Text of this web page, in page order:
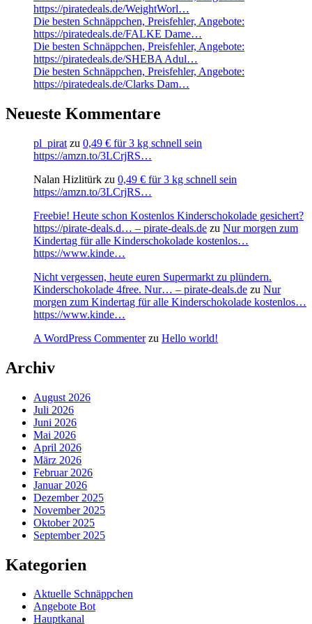
https://piratedeals.de/WeightWorl…
Die besten Schnäppchen, Preisfehler, Angebote:
https://piratedeals.de/FALKE Dame…
Die besten Schnäppchen, Preisfehler, Angebote:
https://piratedeals.de/SHEBA Adul…
Die besten Schnäppchen, Preisfehler, Angebote:
https://piratedeals.de/Clarks Dam…
Neueste Kommentare
pl_pirat zu 0,49 € für 3 kg schnell sein
https://amzn.to/3LCrjRS…
Nalan Hizlitürk zu 0,49 € für 3 kg schnell sein
https://amzn.to/3LCrjRS…
Freebie! Heute schon Kostenlos Kinderschokolade gesichert?
https://pirate-deals.d… – pirate-deals.de zu Nur morgen zum
Kindertag für alle Kinderschokolade kostenlos…
https://www.kinde…
Nicht vergessen, heute euren Supermarkt zu plündern.
Kinderschokolade 4free. Nur… – pirate-deals.de zu Nur
morgen zum Kindertag für alle Kinderschokolade kostenlos…
https://www.kinde…
A WordPress Commenterzu Hello world!
Archiv
August 2026
Juli 2026
Juni 2026
Mai 2026
April 2026
März 2026
Februar 2026
Januar 2026
Dezember 2025
November 2025
Oktober 2025
September 2025
Kategorien
Aktuelle Schnäppchen
Angebote Bot
Hauptkanal